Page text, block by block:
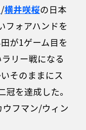
/横井咲桜の日本
フォアハンドを
が1ゲーム目を
リー戦になる
そのままにス
を達成した。
フマン/ウィン